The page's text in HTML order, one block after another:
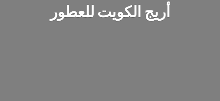
أريج الكويت للعطور